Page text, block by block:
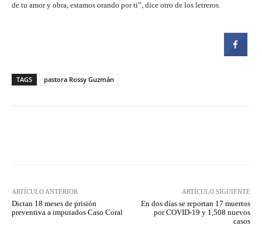
de tu amor y obra, estamos orando por ti”, dice otro de los letreros.
TAGS pastora Rossy Guzmán
ARTÍCULO ANTERIOR
Dictan 18 meses de prisión
preventiva a imputados Caso Coral
ARTÍCULO SIGUIENTE
En dos días se reportan 17 muertos
por COVID-19 y 1,508 nuevos
casos